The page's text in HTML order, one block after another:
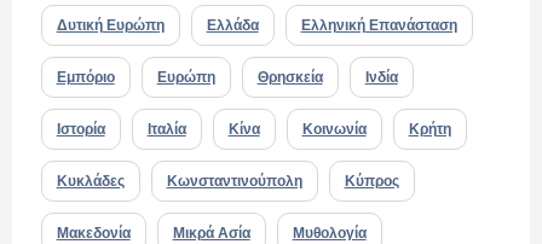
Δυτική Ευρώπη Ελλάδα Ελληνική Επανάσταση
Εμπόριο Ευρώπη Θρησκεία Ινδία
Ιστορία Ιταλία Κίνα Κοινωνία Κρήτη
Κυκλάδες Κωνσταντινούπολη Κύπρος
Μακεδονία Μικρά Ασία Μυθολογία